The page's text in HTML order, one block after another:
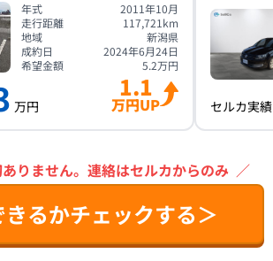
年式
2011年10月
走行距離
117,721 km
地域
新潟県
成約日
2024年6月24日
希望金額
5.2万円
万円
1.1
万円UP セルカ実績
りません。 連絡はセルカからのみ ／
るかチェックする＞